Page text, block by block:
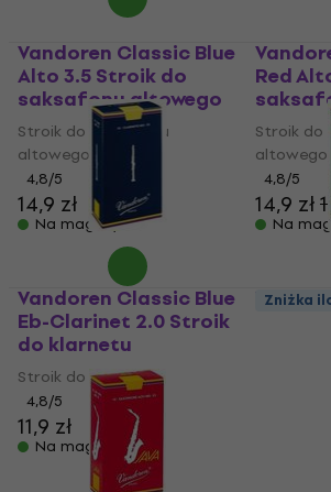
Vandoren Classic Blue
Alto 3.5 Stroik do
saksafonu altowego
Stroik do saksafonu
altowego
4,8/5
14,9 zł
Na magazynie
Red
Stroik do
altowego
4,8/5
14,9 zł
Na
Vandoren Classic Blue
Eb-Clarinet 2.0 Stroik
do klarnetu
Stroik do klarnetu
4,8/5
11,9 zł
Na magazynie
Zniżka